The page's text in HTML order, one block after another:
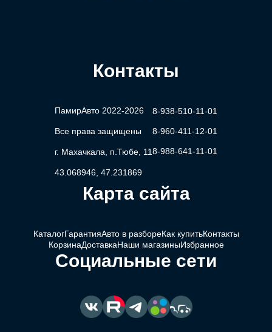
Контакты
ПамирАвто 2022-2026
Все права защищены
г. Махачкала, п.Тюбе, 11
43.068946, 47.231869
8-938-510-11-01
8-960-411-12-01
8-988-641-11-01
Карта сайта
КаталогГарантияАвто в разбореКак купитьКонтакты
КорзинаДоставкаНаши магазиныИзбранное
Социальные сети